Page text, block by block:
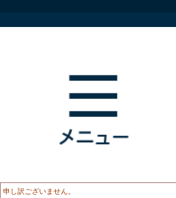
申し訳ございません。